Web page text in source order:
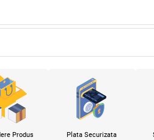
Produs Plata Securizata